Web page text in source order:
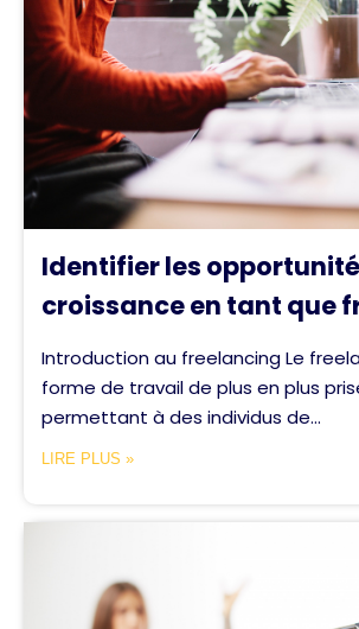
Identifier les
croissance en tant que
Introduction au freelancing Le
forme de travail de plus en plus
permettant à des individus de...
LIRE PLUS »